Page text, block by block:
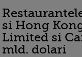
si Hong
Limited si
mld. dolari